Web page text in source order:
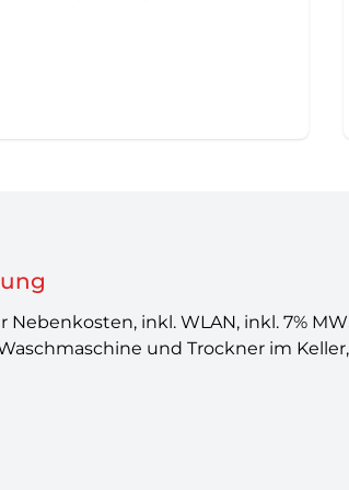
Nebenkosten, inkl. WLAN, inkl. 7%
und Trockner im